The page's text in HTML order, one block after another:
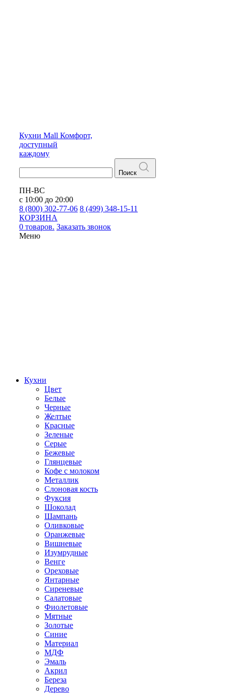
Кухни Mall Комфорт,
доступный
каждому
Поиск
ПН-ВС
с 10:00 до 20:00
8 (800) 302-77-06 8 (499) 348-15-11
КОРЗИНА
0 товаров. Заказать звонок
Меню
Кухни
Цвет
Белые
Черные
Желтые
Красные
Зеленые
Серые
Бежевые
Глянцевые
Кофе с молоком
Металлик
Слоновая кость
Фуксия
Шоколад
Шампань
Оливковые
Оранжевые
Вишневые
Изумрудные
Венге
Ореховые
Янтарные
Сиреневые
Салатовые
Фиолетовые
Мятные
Золотые
Синие
Материал
МДФ
Эмаль
Акрил
Береза
Дерево